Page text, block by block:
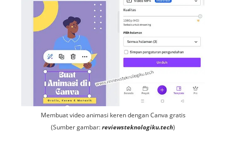
Membuat video animasi keren dengan Canva gratis
(Sumber gambar:reviewsteknologiku.tech)